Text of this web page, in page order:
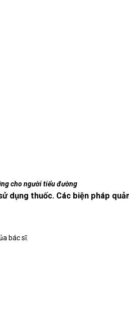
cho người tiểu đường
dụng thuốc. Các biện pháp
bác sĩ.